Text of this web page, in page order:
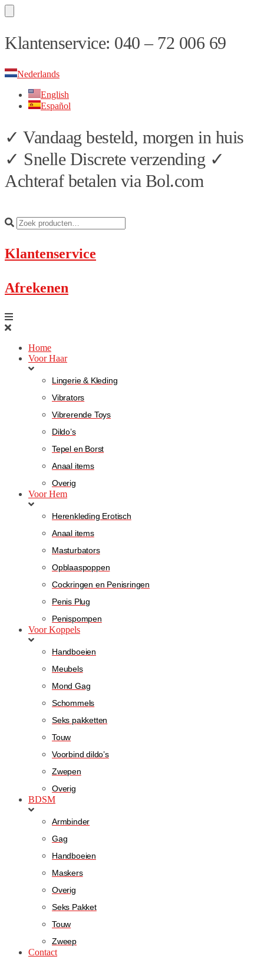
Skip
to
Skip
to
Klantenservice: 040 – 72 006 69
Nederlands
English
Español
✓ Vandaag besteld, morgen in huis
✓ Snelle Discrete verzending ✓
Achteraf betalen via Bol.com
Klantenservice
Afrekenen
Home
Voor Haar
Lingerie & Kleding
Vibrators
Vibrerende Toys
Dildo’s
Tepel en Borst
Anaal items
Overig
Voor Hem
Herenkleding Erotisch
Anaal items
Masturbators
Opblaaspoppen
Cockringen en Penisringen
Penis Plug
Penispompen
Voor Koppels
Handboeien
Meubels
Mond Gag
Schommels
Seks pakketten
Touw
Voorbind dildo’s
Zwepen
Overig
BDSM
Armbinder
Gag
Handboeien
Maskers
Overig
Seks Pakket
Touw
Zweep
Contact